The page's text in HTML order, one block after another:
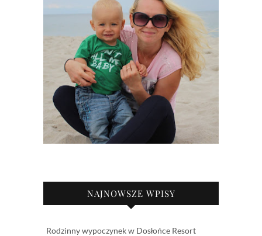
NAJNOWSZE WPISY
Rodzinny wypoczynek w Dosłońce Resort